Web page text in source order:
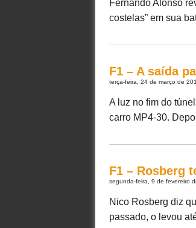
Fernando Alonso
costelas” em sua
F1 – A saída
terça-feira, 24 de março de
A luz no fim do
carro MP4-30.
F1 – Rosberg
segunda-feira, 9 de fevereiro
Nico Rosberg diz
passado, o levou